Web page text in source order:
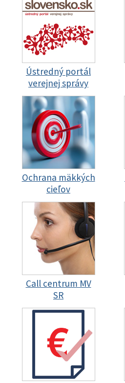
Ústredný portál
verejnej správy
Ochrana mäkkých
cieľov
Call centrum MV
SR